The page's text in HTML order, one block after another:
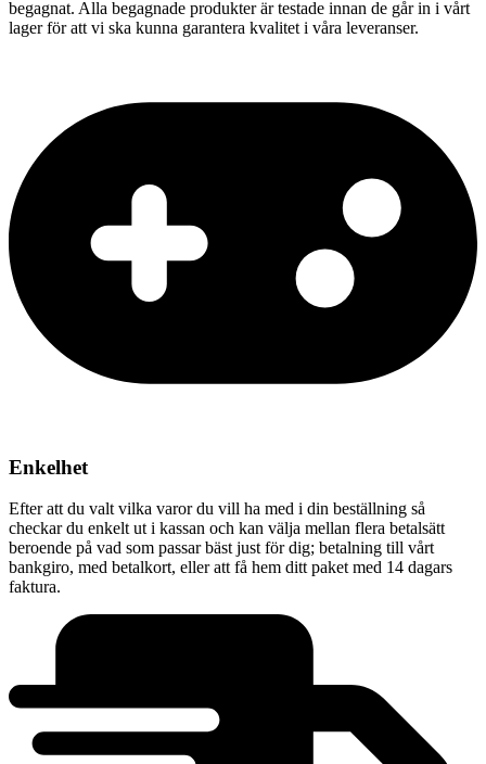
begagnat. Alla begagnade produkter är testade innan de går in i vårt
lager för att vi ska kunna garantera kvalitet i våra leveranser.
Enkelhet
Efter att du valt vilka varor du vill ha med i din beställning så
checkar du enkelt ut i kassan och kan välja mellan flera betalsätt
beroende på vad som passar bäst just för dig; betalning till vårt
bankgiro, med betalkort, eller att få hem ditt paket med 14 dagars
faktura.